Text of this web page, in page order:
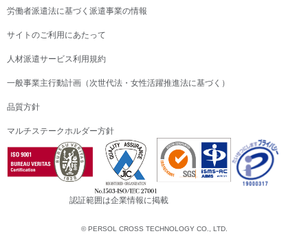
労働者派遣法に基づく派遣事業の情報
サイトのご利用にあたって
人材派遣サービス利用規約
一般事業主行動計画（次世代法・女性活躍推進法に基づく）
品質方針
マルチステークホルダー方針
認証範囲は企業情報に掲載
© PERSOL CROSS TECHNOLOGY CO., LTD.